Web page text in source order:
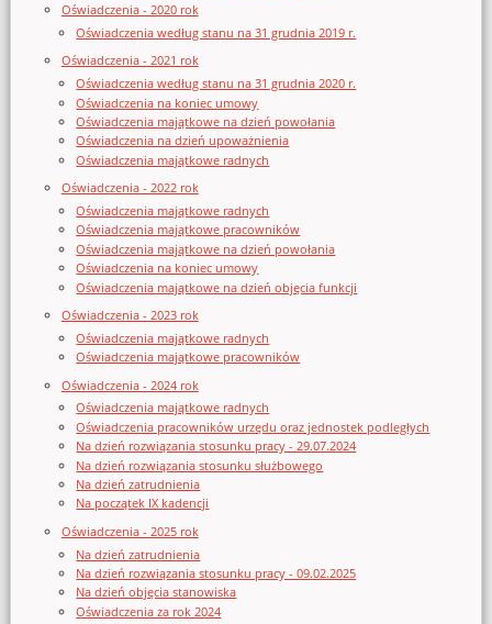
Oświadczenia - 2020 rok
Oświadczenia według stanu na 31 grudnia 2019 r.
Oświadczenia - 2021 rok
Oświadczenia według stanu na 31 grudnia 2020 r.
Oświadczenia na koniec umowy
Oświadczenia majątkowe na dzień powołania
Oświadczenia na dzień upoważnienia
Oświadczenia majątkowe radnych
Oświadczenia - 2022 rok
Oświadczenia majątkowe radnych
Oświadczenia majątkowe pracowników
Oświadczenia majątkowe na dzień powołania
Oświadczenia na koniec umowy
Oświadczenia majątkowe na dzień objęcia funkcji
Oświadczenia - 2023 rok
Oświadczenia majątkowe radnych
Oświadczenia majątkowe pracowników
Oświadczenia - 2024 rok
Oświadczenia majątkowe radnych
Oświadczenia pracowników urzędu oraz jednostek podległych
Na dzień rozwiązania stosunku pracy - 29.07.2024
Na dzień rozwiązania stosunku służbowego
Na dzień zatrudnienia
Na początek IX kadencji
Oświadczenia - 2025 rok
Na dzień zatrudnienia
Na dzień rozwiązania stosunku pracy - 09.02.2025
Na dzień objęcia stanowiska
Oświadczenia za rok 2024